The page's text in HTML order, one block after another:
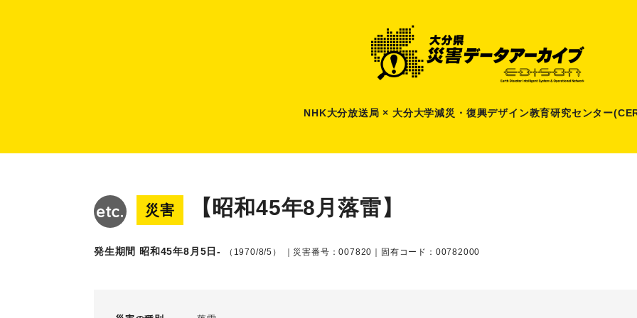
NHK大分放送局 × 大分大学減災 ・ 復興デザイン教育研究センター
災害 【昭和45年8月落雷】
発生期間 昭和45年8月5日- （1970/8/5） ｜災害番号：007820｜固有コード：00782000